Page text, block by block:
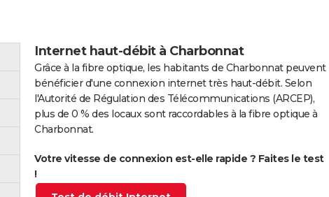
Internet haut-débit à Charbonnat
Grâce à la fibre optique, les habitants de Charbonnat peuvent
bénéficier d'une connexion internet très haut-débit. Selon
l'Autorité de Régulation des Télécommunications (ARCEP),
plus de 0 % des locaux sont raccordables à la fibre optique à
Charbonnat.
Votre vitesse de connexion est-elle rapide ? Faites le test
!